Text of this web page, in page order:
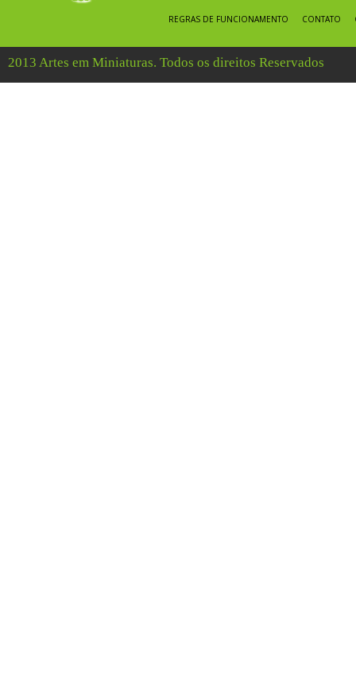
REGRAS DE FUNCIONAMENTO CONTATO
2013 Artes em Miniaturas. Todos os direitos Reservados